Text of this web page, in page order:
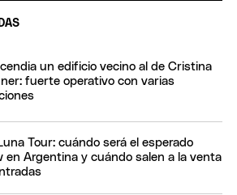
un edificio vecino al de Cristina
fuerte operativo con varias
Tour: cuándo será el esperado
en Argentina y cuándo salen a la venta